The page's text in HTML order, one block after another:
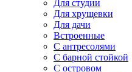
Для студии
Для хрущевки
Для дачи
Встроенные
С антресолями
С барной стойкой
С островом